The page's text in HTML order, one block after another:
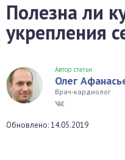
Полезна ли
укрепления
Автор статьи
Олег
Врач-кардиолог
Обновлено: 14.05.2019
система